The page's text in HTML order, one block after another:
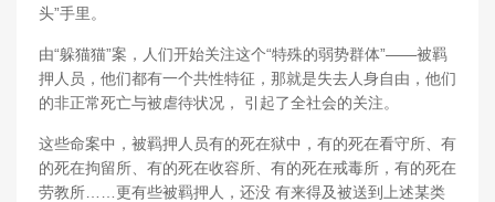
头”手里。
由“躲猫猫”案，人们开始关注这个“特殊的弱势群体”——被羁
押人员，他们都有一个共性特征，那就是失去人身自由，他们
的非正常死亡与被虐待状况， 引起了全社会的关注。
这些命案中，被羁押人员有的死在狱中，有的死在看守所、有
的死在拘留所、有的死在收容所、有的死在戒毒所，有的死在
劳教所……更有些被羁押人，还没 有来得及被送到上述某类